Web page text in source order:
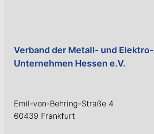
Verband der Metall- und Elektro-
Unternehmen Hessen e.V.
Emil-von-Behring-Straße 4
60439 Frankfurt